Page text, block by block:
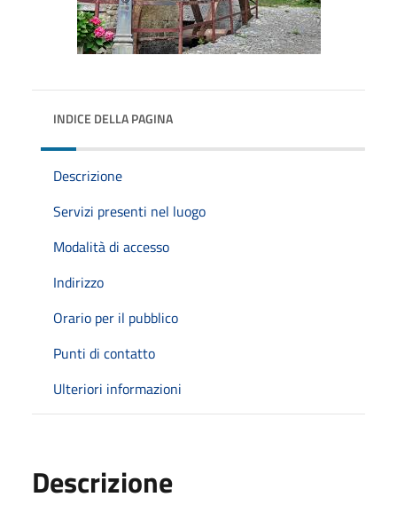
INDICE DELLA PAGINA
Descrizione
Servizi presenti nel luogo
Modalità di accesso
Indirizzo
Orario per il pubblico
Punti di contatto
Ulteriori informazioni
Descrizione